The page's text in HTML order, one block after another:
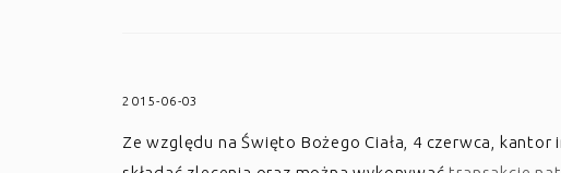
2015-06-03
Ze względu na Święto Bożego Ciała, 4 czerwca,